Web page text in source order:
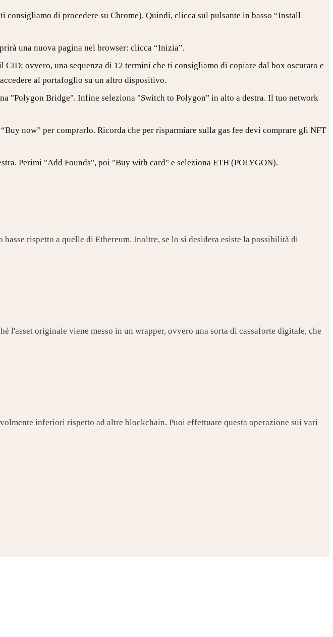
di procedere su Chrome). Quindi, clicca sul pulsante in basso “Install
una nuova pagina nel browser: clicca “Inizia”.
CID; ovvero, una sequenza di 12 termini che ti consigliamo di copiare dal box oscurato e
al portafoglio su un altro dispositivo.
"Polygon Bridge". Infine seleziona "Switch to Polygon" in alto a destra. Il tuo network
now” per comprarlo. Ricorda che per risparmiare sulla gas fee devi comprare gli NFT
Perimi "Add Founds", poi "Buy with card" e seleziona ETH (POLYGON).
rispetto a quelle di Ethereum. Inoltre, se lo si desidera esiste la possibilità di
l'asset originale viene messo in un wrapper, ovvero una sorta di cassaforte digitale, che
inferiori rispetto ad altre blockchain. Puoi effettuare questa operazione sui vari